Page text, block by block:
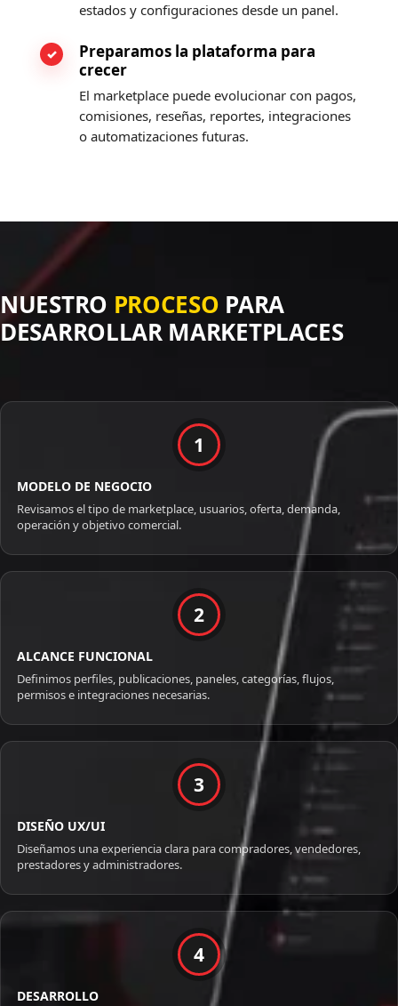
estados y configuraciones desde un panel.
Preparamos la plataforma para
crecer
El marketplace puede evolucionar con pagos,
comisiones, reseñas, reportes, integraciones
o automatizaciones futuras.
NUESTRO PROCESO PARA
DESARROLLAR MARKETPLACES
1
MODELO DE NEGOCIO
Revisamos el tipo de marketplace, usuarios, oferta, demanda,
operación y objetivo comercial.
2
ALCANCE FUNCIONAL
Definimos perfiles, publicaciones, paneles, categorías, flujos,
permisos e integraciones necesarias.
3
DISEÑO UX/UI
Diseñamos una experiencia clara para compradores, vendedores,
prestadores y administradores.
4
DESARROLLO